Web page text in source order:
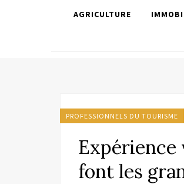
AGRICULTURE
PROFESSIONNELS DU TOURISME
Expérience
font les